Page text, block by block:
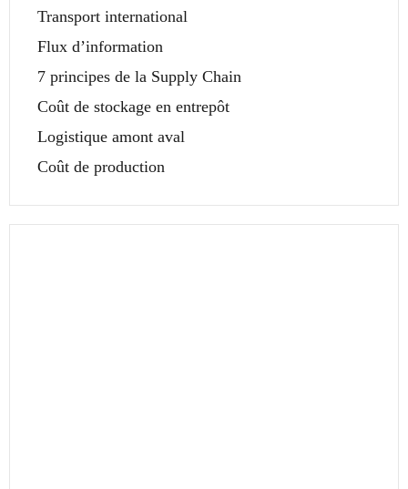
Transport international
Flux d’information
7 principes de la Supply Chain
Coût de stockage en entrepôt
Logistique amont aval
Coût de production